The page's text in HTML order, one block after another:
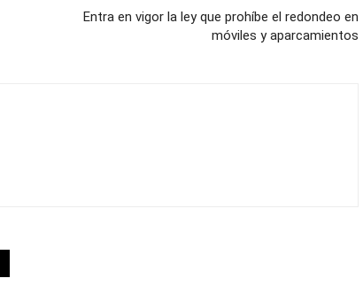
Entra en vigor la ley que prohíbe el redondeo en
móviles y aparcamientos